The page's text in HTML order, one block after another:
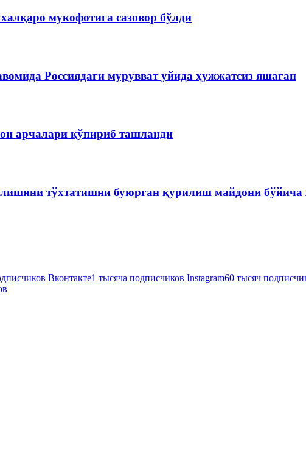
мукофотига сазовор бўлди
Россиядаги мурувват уйида ҳужжатсиз яшаган
арчалари қўпириб ташланди
тўхтатишни буюрган қурилиш майдони бўйича
Вконтакте1 тысяча подписчиков Instagram60 тысяч